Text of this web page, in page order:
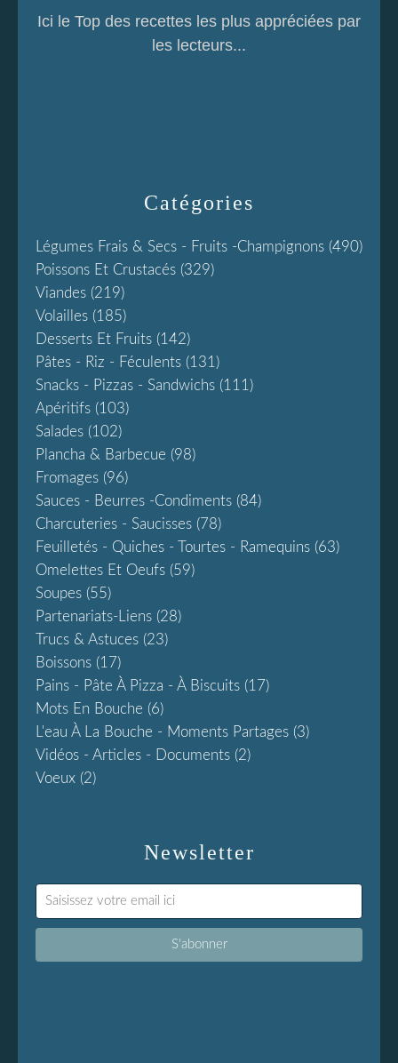
Newsletter
Catégories
Légumes Frais & Secs - Fruits -champignons (490)
Poissons Et Crustacés (329)
Viandes (219)
Volailles (185)
Desserts Et Fruits (142)
Pâtes - Riz - Féculents (131)
Snacks - Pizzas - Sandwichs (111)
Apéritifs (103)
Salades (102)
Plancha & Barbecue (98)
Fromages (96)
Sauces - Beurres -condiments (84)
Charcuteries - Saucisses (78)
Feuilletés - Quiches - Tourtes - Ramequins (63)
Omelettes Et Oeufs (59)
Soupes (55)
Partenariats-Liens (28)
Trucs & Astuces (23)
Boissons (17)
Pains - Pâte À Pizza - À Biscuits (17)
Mots En Bouche (6)
L'eau À La Bouche - Moments Partages (3)
Vidéos - Articles - Documents (2)
Voeux (2)
Ici le Top des recettes les plus appréciées par
les lecteurs...